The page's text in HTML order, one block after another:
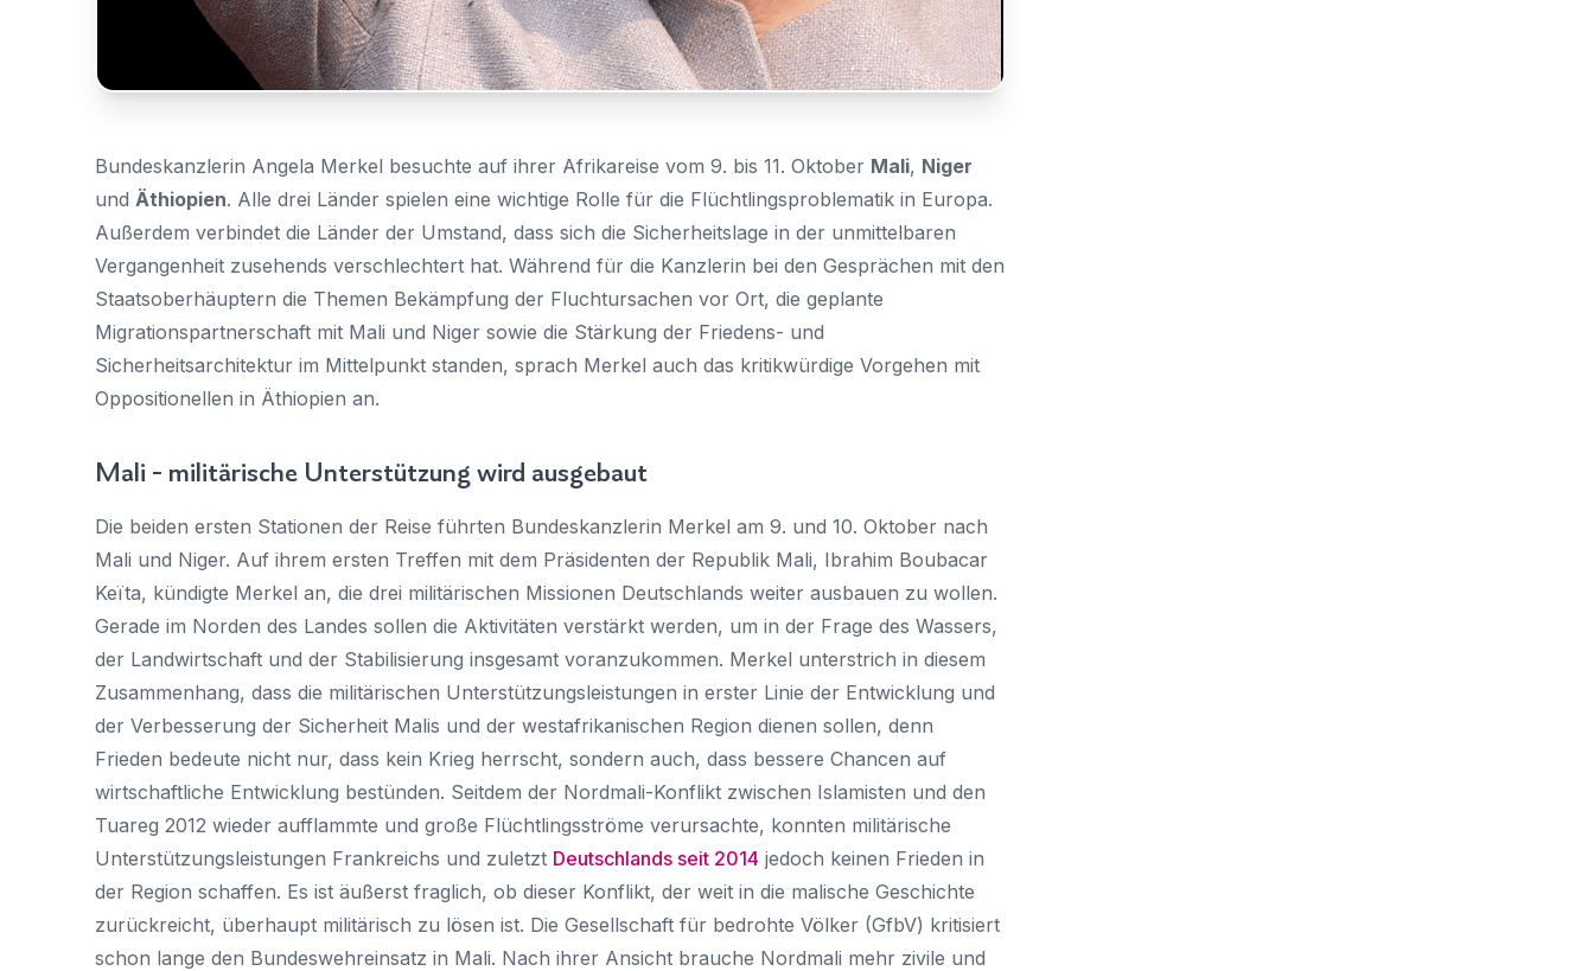
Bundeskanzlerin Angela Merkel besuchte auf ihrer Afrikareise vom 9. bis 11. Oktober Mali, Niger
und Äthiopien. Alle drei Länder spielen eine wichtige Rolle für die Flüchtlingsproblematik in Europa.
Außerdem verbindet die Länder der Umstand, dass sich die Sicherheitslage in der unmittelbaren
Vergangenheit zusehends verschlechtert hat. Während für die Kanzlerin bei den Gesprächen mit den
Staatsoberhäuptern die Themen Bekämpfung der Fluchtursachen vor Ort, die geplante
Migrationspartnerschaft mit Mali und Niger sowie die Stärkung der Friedens- und
Sicherheitsarchitektur im Mittelpunkt standen, sprach Merkel auch das kritikwürdige Vorgehen mit
Oppositionellen in Äthiopien an.
Mali - militärische Unterstützung wird ausgebaut
Die beiden ersten Stationen der Reise führten Bundeskanzlerin Merkel am 9. und 10. Oktober nach
Mali und Niger. Auf ihrem ersten Treffen mit dem Präsidenten der Republik Mali, Ibrahim Boubacar
Keïta, kündigte Merkel an, die drei militärischen Missionen Deutschlands weiter ausbauen zu wollen.
Gerade im Norden des Landes sollen die Aktivitäten verstärkt werden, um in der Frage des Wassers,
der Landwirtschaft und der Stabilisierung insgesamt voranzukommen. Merkel unterstrich in diesem
Zusammenhang, dass die militärischen Unterstützungsleistungen in erster Linie der Entwicklung und
der Verbesserung der Sicherheit Malis und der westafrikanischen Region dienen sollen, denn
Frieden bedeute nicht nur, dass kein Krieg herrscht, sondern auch, dass bessere Chancen auf
wirtschaftliche Entwicklung bestünden. Seitdem der Nordmali-Konflikt zwischen Islamisten und den
Tuareg 2012 wieder aufflammte und große Flüchtlingsströme verursachte, konnten militärische
Unterstützungsleistungen Frankreichs und zuletzt Deutschlands seit 2014 jedoch keinen Frieden in
der Region schaffen. Es ist äußerst fraglich, ob dieser Konflikt, der weit in die malische Geschichte
zurückreicht, überhaupt militärisch zu lösen ist. Die Gesellschaft für bedrohte Völker (GfbV) kritisiert
schon lange den Bundeswehreinsatz in Mali. Nach ihrer Ansicht brauche Nordmali mehr zivile und
Sie haben bereits ein Konto?
Hier klicken um sich anzumelden